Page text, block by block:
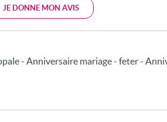
JE DONNE MON AVIS
- Anniversaire mariage - feter -